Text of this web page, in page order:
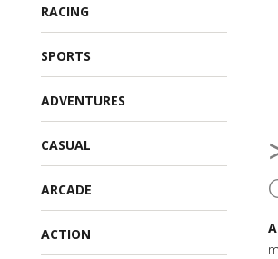
RACING
SPORTS
ADVENTURES
CASUAL
ARCADE
ACTION